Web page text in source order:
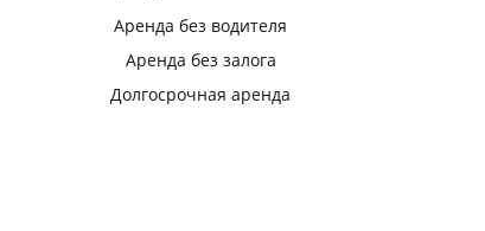
Аренда без водителя
Аренда без залога
Долгосрочная аренда